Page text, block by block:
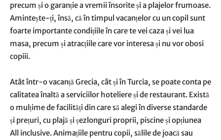
precum și o garanție a vremii însorite și a plajelor frumoase.
Amintește-ți, însă, că în timpul vacanțelor cu un copil sunt
foarte importante condițiile în care te vei caza și vei lua
masa, precum și atracțiile care vor interesa și nu vor obosi
copiii.
Atât într-ovacanță Grecia, cât și în Turcia, se poate conta pe
calitatea înaltă a serviciilor hoteliere și de restaurant. Există
o mulțime de facilități din care să alegi în diverse standarde
și prețuri, cu plajă și șezlonguri proprii, piscine și opțiunea
All inclusive. Animațiile pentru copii, sălile de joacă sau